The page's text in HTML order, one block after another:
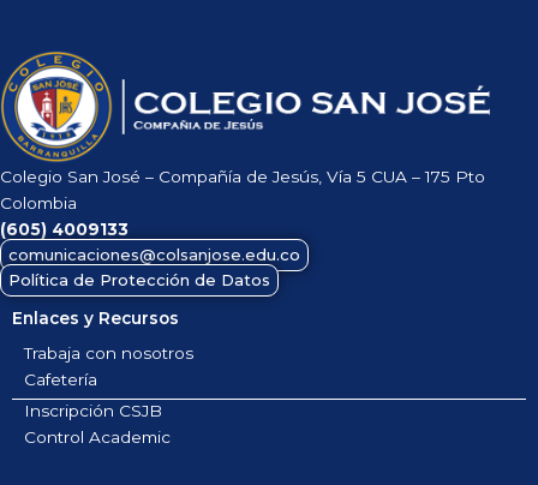
Colegio San José – Compañía de Jesús, Vía 5 CUA – 175 Pto
Colombia
(605) 4009133
comunicaciones@colsanjose.edu.co
Política de Protección de Datos
Enlaces y Recursos
Trabaja con nosotros
Cafetería
Inscripción CSJB
Control Academic